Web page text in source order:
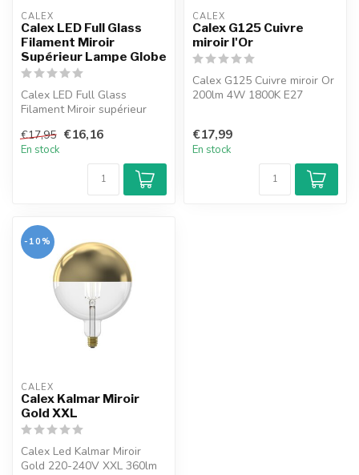
CALEX
Calex LED Full Glass
Filament Miroir
Supérieur Lampe Globe
Calex LED Full Glass
Filament Miroir supérieur
190lm...
€17,95 €16,16
En stock
CALEX
Calex G125 Cuivre
miroir l'Or
Calex G125 Cuivre miroir Or
200lm 4W 1800K E27
€17,99
En stock
-10%
CALEX
Calex Kalmar Miroir
Gold XXL
Calex Led Kalmar Miroir
Gold 220-240V XXL 360lm